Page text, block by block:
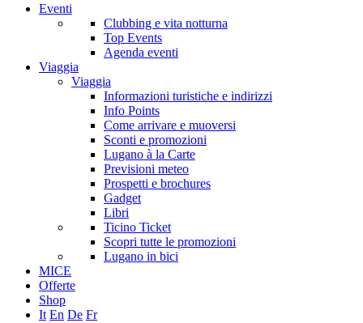
Eventi
Clubbing e vita notturna
Top Events
Agenda eventi
Viaggia
Viaggia
Informazioni turistiche e indirizzi
Info Points
Come arrivare e muoversi
Sconti e promozioni
Lugano à la Carte
Previsioni meteo
Prospetti e brochures
Gadget
Libri
Ticino Ticket
Scopri tutte le promozioni
Lugano in bici
MICE
Offerte
Shop
It En De Fr